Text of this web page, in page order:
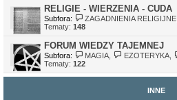
RELIGIE - WIERZENIA - CUDA
Subfora: ZAGADNIENIA RELIGIJNE
Tematy: 148
FORUM WIEDZY TAJEMNEJ
Subfora: MAGIA EZOTERYKA,
Tematy: 122
INNE